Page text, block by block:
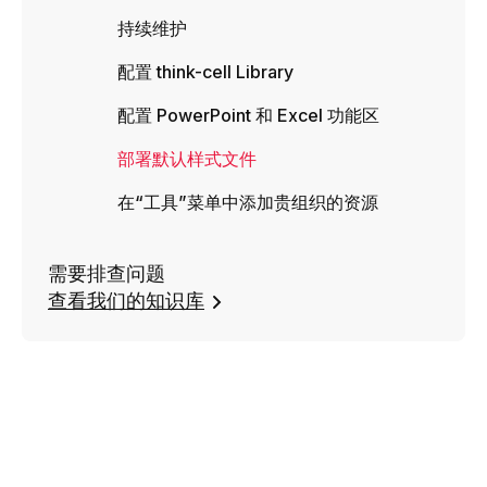
持续维护
配置 think-cell Library
配置 PowerPoint 和 Excel 功能区
部署默认样式文件
在“工具”菜单中添加贵组织的资源
需要排查问题
查看我们的知识库